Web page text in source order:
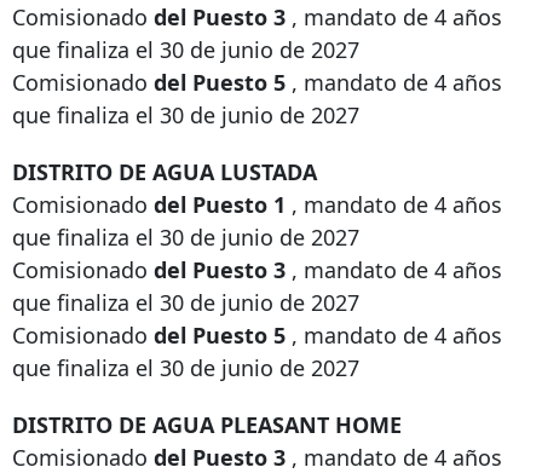
Comisionado del Puesto 3 , mandato de 4 años
que finaliza el 30 de junio de 2027
Comisionado del Puesto 5 , mandato de 4 años
que finaliza el 30 de junio de 2027
DISTRITO DE AGUA LUSTADA
Comisionado del Puesto 1 , mandato de 4 años
que finaliza el 30 de junio de 2027
Comisionado del Puesto 3 , mandato de 4 años
que finaliza el 30 de junio de 2027
Comisionado del Puesto 5 , mandato de 4 años
que finaliza el 30 de junio de 2027
DISTRITO DE AGUA PLEASANT HOME
Comisionado del Puesto 3 , mandato de 4 años